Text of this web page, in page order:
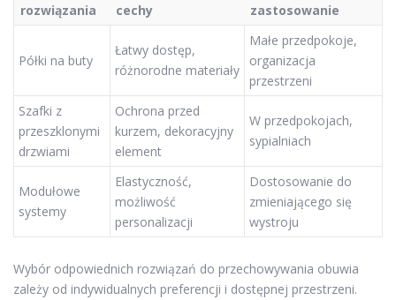
rozwiązania
cechy
zastosowanie
Półki na buty
Łatwy dostęp,
różnorodne materiały
Małe przedpokoje,
organizacja
przestrzeni
Szafki z
przeszklonymi
drzwiami
Ochrona przed
kurzem, dekoracyjny
element
W przedpokojach,
sypialniach
Modułowe
systemy
Elastyczność,
możliwość
personalizacji
Dostosowanie do
zmieniającego się
wystroju
Wybór odpowiednich rozwiązań do przechowywania obuwia
zależy od indywidualnych preferencji i dostępnej przestrzeni.